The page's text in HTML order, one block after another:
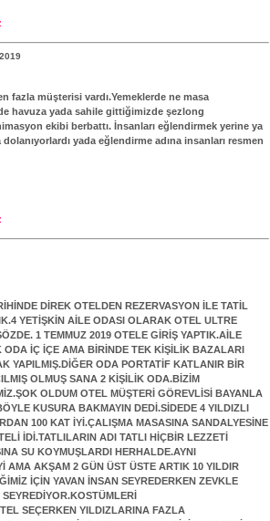
fazla müşterisi vardı.Yemeklerde ne masa
havuza yada sahile gittiğimizde şezlong
ekibi berbattı. İnsanları eğlendirmek yerine ya
yada eğlendirme adına insanları resmen
DİREK OTELDEN REZERVASYON İLE TATİL
YETİŞKİN AİLE ODASI OLARAK OTEL ULTRE
1 TEMMUZ 2019 OTELE GİRİŞ YAPTIK.AİLE
ODA İÇ İÇE AMA BİRİNDE TEK KİŞİLİK BAZALARI
YAPILMIŞ.DİĞER ODA PORTATİF KATLANIR BİR
OLMUŞ SANA 2 KİŞİLİK ODA.BİZİM
OLDUM OTEL MÜŞTERİ GÖREVLİSİ BAYANLA
KUSURA BAKMAYIN DEDİ.SİDEDE 4 YILDIZLI
100 KAT İYİ.ÇALIŞMA MASASINA SANDALYESİNE
İDİ.TATLILARIN ADI TATLI HİÇBİR LEZZETİ
SU KOYMUŞLARDI HERHALDE.AYNI
AMA AKŞAM 2 GÜN ÜST ÜSTE ARTIK 10 YILDIR
İÇİN YAVAN İNSAN SEYREDERKEN ZEVKLE
SEÇERKEN YILDIZLARINA FAZLA